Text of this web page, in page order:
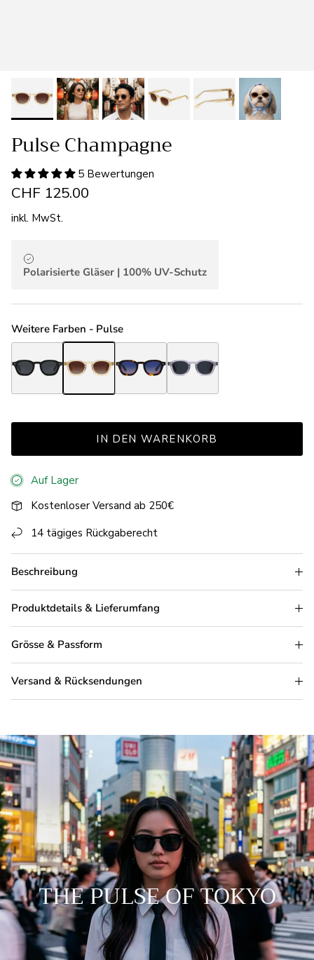
Pulse Champagne
5 Bewertungen
CHF 125.00
inkl. MwSt.
Polarisierte Gläser | 100% UV-Schutz
Weitere Farben - Pulse
IN DEN WARENKORB
Auf Lager
Kostenloser Versand ab 250€
14 tägiges Rückgaberecht
Beschreibung
Produktdetails & Lieferumfang
Grösse & Passform
Versand & Rücksendungen
THE PULSE OF TOKYO